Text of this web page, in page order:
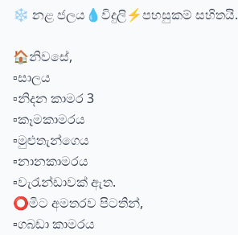
❄ නළ ජලය💧විදුලි⚡පහසුකම් සහිතයි.
🏠️නිවසේ,
▫️️සාලය
▫️නිදන කාමර 3
▫️️කෑමකාමරය
▫️️මුළුතැන්ගෙය
▫️️නානකාමරය
▫️️වැරැන්ඩාවක් ඇත.
⭕මිට අමතරව පිටතින්,
▫️️ගබඩා කාමරය